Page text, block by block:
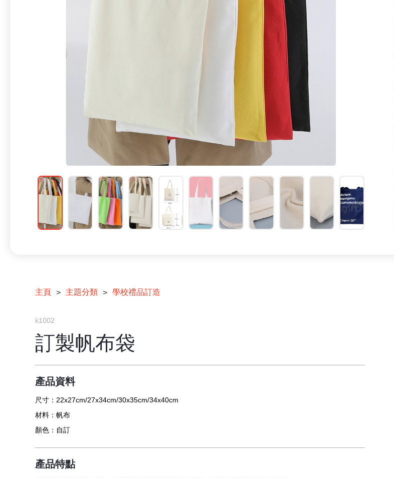
主頁 > 主題分類 > 學校禮品訂造
k1002
訂製帆布袋
產品資料
尺寸： 22x27cm/27x34cm/30x35cm/34x40cm
材料： 帆布
顏色： 自訂
產品特點